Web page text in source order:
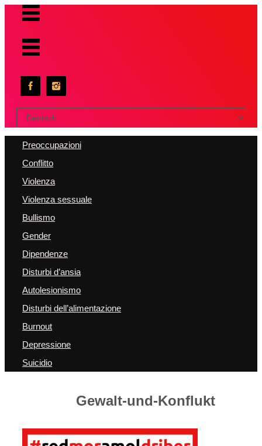
Scegli
una
lingua
Preoccupazioni
Conflitto
Violenza
Violenza sessuale
Bullismo
Gender
Dipendenze
Disturbi d’ansia
Autolesionismo
Disturbi dell’alimentazione
Burnout
Depressione
Suicidio
Gewalt-und-Konflukt